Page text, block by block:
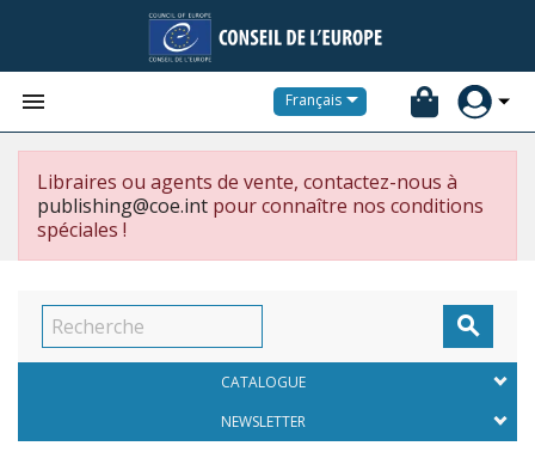
 Français
Libraires ou agents de vente, contactez-nous à
publishing@coe.int pour connaître nos conditions
spéciales !

CATALOGUE
NEWSLETTER